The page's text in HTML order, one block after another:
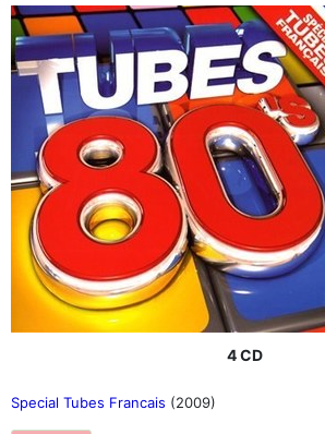
4 CD
Special Tubes Francais (2009)